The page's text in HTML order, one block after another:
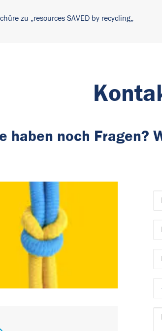
zu „ resources SAVED by recycling
haben noch Fragen?